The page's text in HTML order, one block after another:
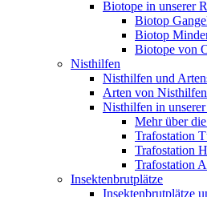
Biotope in unserer
Biotop
Biotop
Biotope von
Nisthilfen
Nisthilfen und
Arten von Nisthilfen
Nisthilfen in
Mehr über
Trafostation
Trafostation
Trafostation
Insektenbrutplätze
Insektenbrutplätze